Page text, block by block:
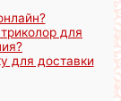
для
для доставки